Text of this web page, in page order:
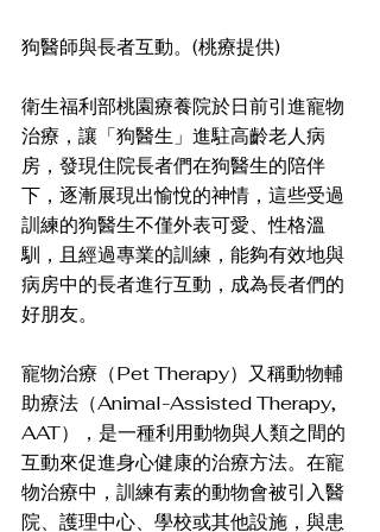
狗醫師與長者互動。(桃療提供)
衛生福利部桃園療養院於日前引進寵物
治療，讓「狗醫生」進駐高齡老人病
房，發現住院長者們在狗醫生的陪伴
下，逐漸展現出愉悅的神情，這些受過
訓練的狗醫生不僅外表可愛、性格溫
馴，且經過專業的訓練，能夠有效地與
病房中的長者進行互動，成為長者們的
好朋友。
寵物治療（Pet Therapy）又稱動物輔
助療法（Animal-Assisted Therapy,
AAT），是一種利用動物與人類之間的
互動來促進身心健康的治療方法。在寵
物治療中，訓練有素的動物會被引入醫
院、護理中心、學校或其他設施，與患